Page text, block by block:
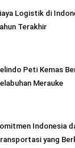
Logistik di
Terakhir
Peti Kemas
Merauke
Indonesia
yang